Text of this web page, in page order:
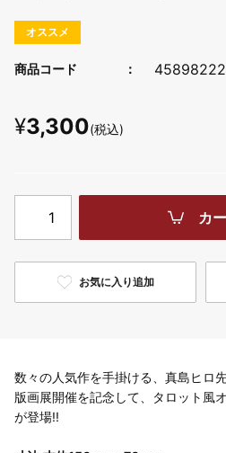
オススメ
商品コード
¥3,300(税込)
カ
お気に入り追加
数々の人気作を手掛ける、真島ヒロ
版画展開催を記念して、タロット風
が登場!!